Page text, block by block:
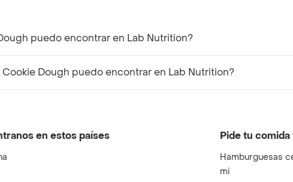
puedo encontrar en Lab Nutrition?
Dough puedo encontrar en Lab Nutrition?
en estos países Pide tu
Hamburguesas
mi